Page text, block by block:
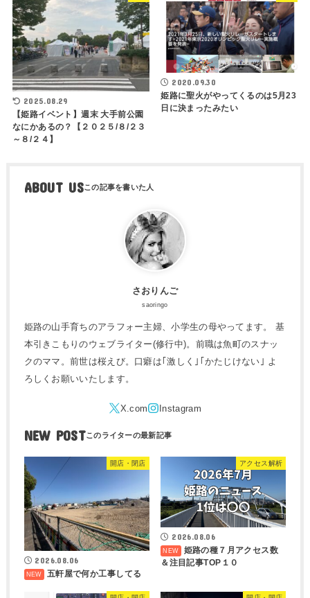
2025.08.29
【姫路イベント】週末 大手前公園
なにかあるの？【２０２５/８/２３
～８/２４】
2020.09.30
姫路に聖火がやってくるのは5月23
日に決まったみたい
ABOUT US
さおりんご
saoringo
姫路の山手育ちのアラフォー主婦、小学生の母やってます。 基
本引きこもりのウェブライター(修行中)。前職は魚町のスナッ
クのママ。前世は桜えび。口癖は｢激しく｣｢かたじけない｣ よ
ろしくお願いいたします。
NEW POST
開店・閉店
2026.08.06
五軒屋で何か工事してる
アクセス解析
2026.08.06
姫路の種７月アクセス数
＆注目記事TOP１０